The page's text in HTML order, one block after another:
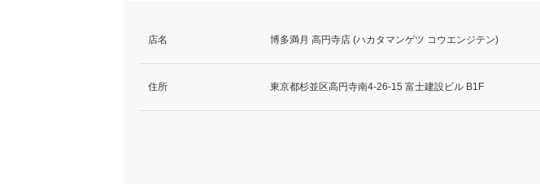
店名 博多満月 高円寺店 (ハカタマンゲツ コウエンジテン)
住所 東京都杉並区高円寺南4-26-15 富士建設ビル B1F